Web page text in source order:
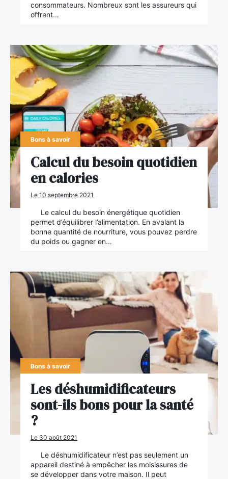
consommateurs. Nombreux sont les assureurs qui
offrent…
Bons à savoir
Calcul du besoin quotidien
en calories
Le 10 septembre 2021
Le calcul du besoin énergétique quotidien
permet d’équilibrer l’alimentation. En avalant la
bonne quantité de nourriture, vous pouvez perdre
du poids ou gagner en…
Bons à savoir
Les déshumidificateurs
sont-ils bons pour la santé
?
Le 30 août 2021
Le déshumidificateur n’est pas seulement un
appareil destiné à empêcher les moisissures de
se développer dans votre maison. Il peut